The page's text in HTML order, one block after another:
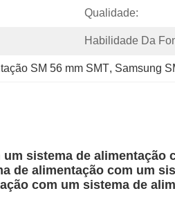
Qualidade:
Habilidade Da
SM 56 mm SMT, Samsung
sistema de
de alimentação com um
com um sistema de